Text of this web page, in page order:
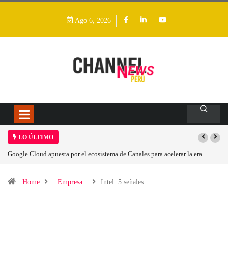
Ago 6, 2026
LO ÚLTIMO
Google Cloud apuesta por el ecosistema de Canales para acelerar la era
Home
Empresa Intel: 5 señales…